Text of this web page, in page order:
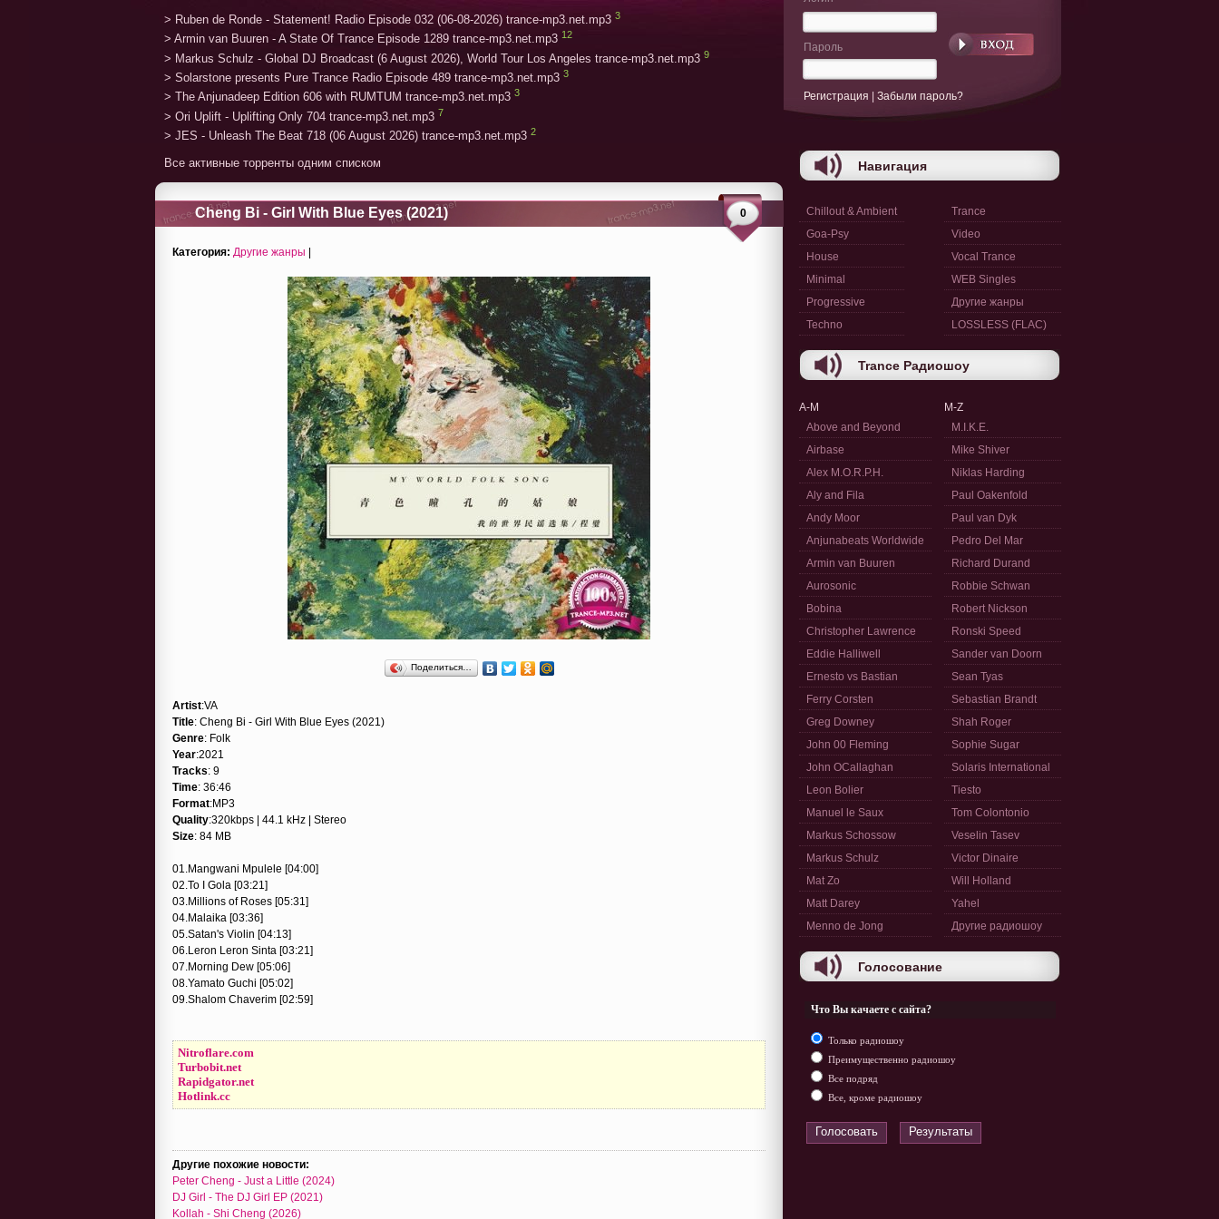
> Ruben de Ronde - Statement! Radio Episode 032 (06-08-2026) trance-mp3.net.mp3 3
> Armin van Buuren - A State Of Trance Episode 1289 trance-mp3.net.mp3 12
> Markus Schulz - Global DJ Broadcast (6 August 2026), World Tour Los Angeles trance-mp3.net.mp3 9
> Solarstone presents Pure Trance Radio Episode 489 trance-mp3.net.mp3 3
> The Anjunadeep Edition 606 with RUMTUM trance-mp3.net.mp3 3
> Ori Uplift - Uplifting Only 704 trance-mp3.net.mp3 7
> JES - Unleash The Beat 718 (06 August 2026) trance-mp3.net.mp3 2
Все активные торренты одним списком
Cheng Bi - Girl With Blue Eyes (2021) 0
Категория: Другие жанры |
Поделиться…
Artist:VA
Title: Cheng Bi - Girl With Blue Eyes (2021)
Genre: Folk
Year:2021
Tracks: 9
Time: 36:46
Format:MP3
Quality:320kbps | 44.1 kHz | Stereo
Size: 84 MB
01.Mangwani Mpulele [04:00]
02.To I Gola [03:21]
03.Millions of Roses [05:31]
04.Malaika [03:36]
05.Satan's Violin [04:13]
06.Leron Leron Sinta [03:21]
07.Morning Dew [05:06]
08.Yamato Guchi [05:02]
09.Shalom Chaverim [02:59]
Nitroflare.com
Turbobit.net
Rapidgator.net
Hotlink.cc
Другие похожие новости:
Peter Cheng - Just a Little (2024)
DJ Girl - The DJ Girl EP (2021)
Kollah - Shi Cheng (2026)
Пароль
Регистрация Забыли пароль?
Навигация
Chillout & Ambient
Goa-Psy
House
Minimal
Progressive
Techno
Trance
Video
Vocal Trance
WEB Singles
Другие жанры
LOSSLESS (FLAC)
Trance Радиошоу
A-M
Above and Beyond
Airbase
Alex M.O.R.P.H.
Aly and Fila
Andy Moor
Anjunabeats Worldwide
Armin van Buuren
Aurosonic
Bobina
Christopher Lawrence
Eddie Halliwell
Ernesto vs Bastian
Ferry Corsten
Greg Downey
John 00 Fleming
John OCallaghan
Leon Bolier
Manuel le Saux
Markus Schossow
Markus Schulz
Mat Zo
Matt Darey
Menno de Jong
M-Z
M.I.K.E.
Mike Shiver
Niklas Harding
Paul Oakenfold
Paul van Dyk
Pedro Del Mar
Richard Durand
Robbie Schwan
Robert Nickson
Ronski Speed
Sander van Doorn
Sean Tyas
Sebastian Brandt
Shah Roger
Sophie Sugar
Solaris International
Tiesto
Tom Colontonio
Veselin Tasev
Victor Dinaire
Will Holland
Yahel
Другие радиошоу
Голосование
Что Вы качаете с сайта?
Только радиошоу
Преимущественно радиошоу
Все подряд
Все, кроме радиошоу
Голосовать Результаты